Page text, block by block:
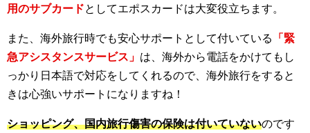
用のサブカードとしてエポスカードは大変役立ちます。
また、海外旅行時でも安心サポートとして付いている
「緊
急アシスタンスサービス」 は、海外から電話をかけてもし
っかり日本語で対応をしてくれるので、海外旅行をすると
きは心強いサポートになりますね！
ショッピング、国内旅行傷害の保険は付いていないのです